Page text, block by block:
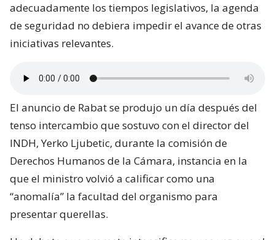
adecuadamente los tiempos legislativos, la agenda
de seguridad no debiera impedir el avance de otras
iniciativas relevantes.
El anuncio de Rabat se produjo un día después del
tenso intercambio que sostuvo con el director del
INDH, Yerko Ljubetic, durante la comisión de
Derechos Humanos de la Cámara, instancia en la
que el ministro volvió a calificar como una
“anomalía” la facultad del organismo para
presentar querellas.